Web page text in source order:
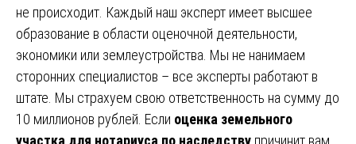
не происходит. Каждый наш эксперт имеет высшее
образование в области оценочной деятельности,
экономики или землеустройства. Мы не нанимаем
сторонних специалистов – все эксперты работают в
штате. Мы страхуем свою ответственность на сумму до
10 миллионов рублей. Если оценка земельного
участка для нотариуса по наследству причинит вам